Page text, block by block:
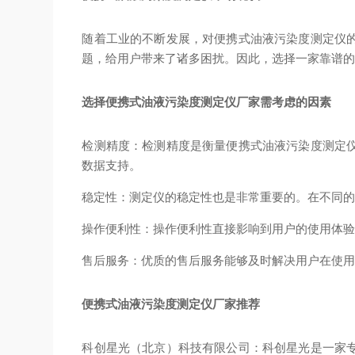
随着工业的不断发展，对便携式油液污染度测定
题，给用户带来了诸多困扰。因此，选择一家靠谱
选择便携式油液污染度测定仪厂家需考虑的因素
检测精度：检测精度是衡量便携式油液污染度测定
数据支持。
稳定性：测定仪的稳定性也是非常重要的。在不同
操作便利性：操作便利性直接影响到用户的使用体
售后服务：优质的售后服务能够及时解决用户在使
便携式油液污染度测定仪厂家推荐
科创星光（北京）科技有限公司：科创星光是一家